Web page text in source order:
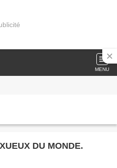
MENU
DU MONDE.